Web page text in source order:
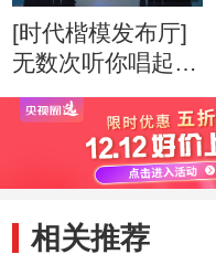
[时代楷模发布厅]
无数次听你唱起这
首歌，今天我们想
唱给你听
相关推荐